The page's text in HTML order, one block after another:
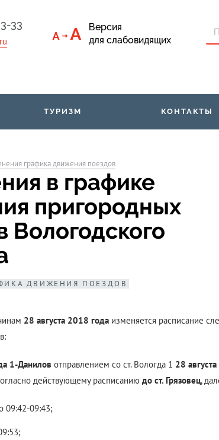
33
Версия
для слабовидящих
Билеты через мобильное
приложение
Организованным группам
пассажиров
ТУРИЗМ КОНТАКТЫ
графика движения поездов
в графике
пригородных
Вологодского
ДВИЖЕНИЯ ПОЕЗДОВ
28 августа 2018 года изменяется расписание
1-Данилов отправлением со ст. Вологда 1 28
действующему расписанию до ст. Грязовец,
09:42-09:43;